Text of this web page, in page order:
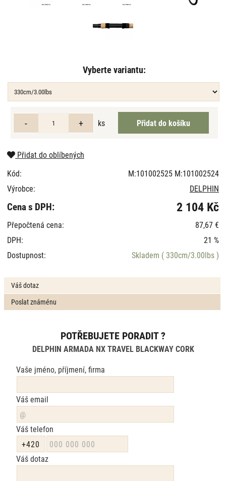
Vyberte variantu:
ks
Přidat do oblíbených
Kód:
M:101002525 M:101002524
Výrobce:
DELPHIN
Cena s DPH: 2 104 Kč
Přepočtená cena:
87,67 €
DPH:
21 %
Dostupnost:
Skladem ( 330cm/3.00lbs )
Váš dotaz
Poslat známénu
POTŘEBUJETE PORADIT ?
DELPHIN ARMADA NX TRAVEL BLACKWAY CORK
Vaše jméno, příjmení, firma
Váš email
Váš telefon
Váš dotaz